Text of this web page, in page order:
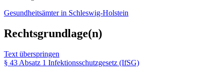
Gesundheitsämter in Schleswig-Holstein
Rechtsgrundlage(n)
Text überspringen
§ 43 Absatz 1 Infektionsschutzgesetz (IfSG)